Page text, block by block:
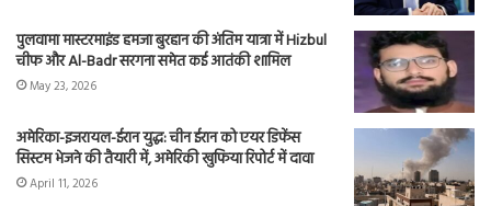
पुलवामा मास्टरमाइंड हमजा बुरहान की अंतिम यात्रा में Hizbul
चीफ और Al-Badr सरगना समेत कई आतंकी शामिल
May 23, 2026
अमेरिका-इजरायल-ईरान युद्ध: चीन ईरान को एयर डिफेंस
सिस्टम भेजने की तैयारी में, अमेरिकी खुफिया रिपोर्ट में दावा
April 11, 2026